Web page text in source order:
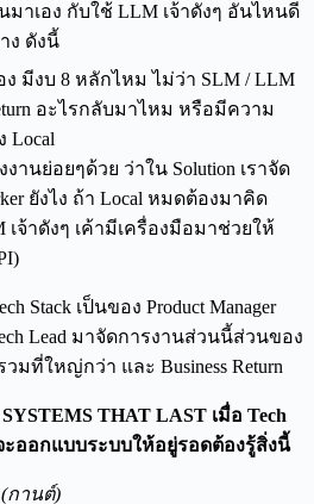
มาเอง กับใช้ LLM เจ้าดังๆ อันไหนดี
ง ดังนี้
ง มีงบ 8 หลักไหม ไม่ว่า SLM / LLM
อะไรกลับมาไหม หรือมีความ
Local
านย่อยๆด้วย ว่าใน Solution เราจัด
ยังไง ถ้า Local หมดต้องมาคิด
เจ้าดังๆ เค้ามีเครื่องมือมาช่วยให้
Stack เป็นของ Product Manager
Lead มาจัดการงานส่วนนี้ส่วนของ
วมที่ใหญ่กว่า และ Business Return
THAT LAST เมื่อ Tech
ะออกแบบระบบให้อยู่รอดต้องรู้สิ่งนี้
กานต์)